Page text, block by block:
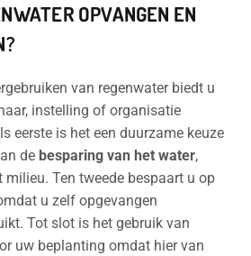
OPVANGEN EN
van regenwater biedt u
instelling of organisatie
eerste is het een duurzame keuze
de besparing van het water,
milieu. Ten tweede bespaart u op
u zelf opgevangen
Tot slot is het gebruik van
uw beplanting omdat hier van